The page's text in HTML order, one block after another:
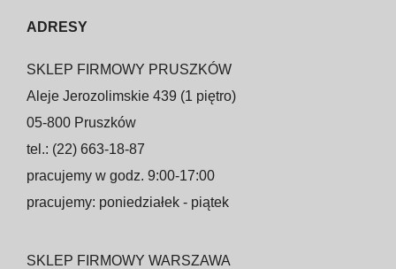
ADRESY
SKLEP FIRMOWY PRUSZKÓW
Aleje Jerozolimskie 439 (1 piętro)
05-800 Pruszków
tel.: (22) 663-18-87
pracujemy w godz. 9:00-17:00
pracujemy: poniedziałek - piątek
SKLEP FIRMOWY WARSZAWA